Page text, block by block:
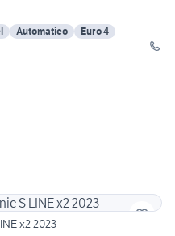
Automatico
Euro 4
x2 2023